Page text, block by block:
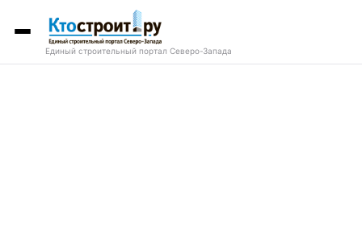
Единый строительный портал Северо-Запада